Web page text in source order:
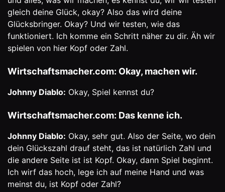
gleich deine Glück, okay? Also das wird deine
Glücksbringer. Okay? Und wir testen, wie das
funktioniert. Ich komme ein Schritt näher zu dir. Äh wir
spielen von hier Kopf oder Zahl.
Wirtschaftsmacher.com: Okay, machen wir.
Johnny Diablo: Okay, Spiel kennst du?
Wirtschaftsmacher.com: Das kenne ich.
Johnny Diablo: Okay, sehr gut. Also der Seite, wo dein
dein Glückszahl drauf steht, das ist natürlich Zahl und
die andere Seite ist ist Kopf. Okay, dann Spiel beginnt.
Ich wirf das hoch, lege ich auf meine Hand und was
meinst du, ist Kopf oder Zahl?